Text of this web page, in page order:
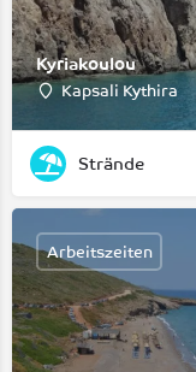
Kyriakoulou
Kapsali Kythira
Strände
Arbeitszeiten